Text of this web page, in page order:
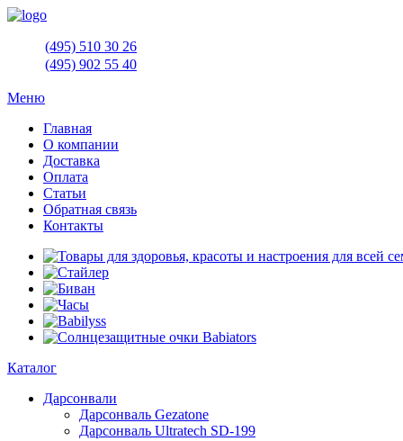
(495) 510 30 26
(495) 902 55 40
Меню
Главная
О компании
Доставка
Оплата
Статьи
Обратная связь
Контакты
Каталог
Дарсонвали
Дарсонваль Gezatone
Дарсонваль Ultratech SD-199